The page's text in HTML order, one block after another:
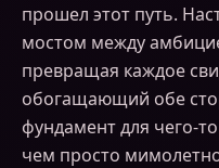
прошел этот путь.
мостом между
превращая каждое
обогащающий обе
фундамент для чего-
чем просто